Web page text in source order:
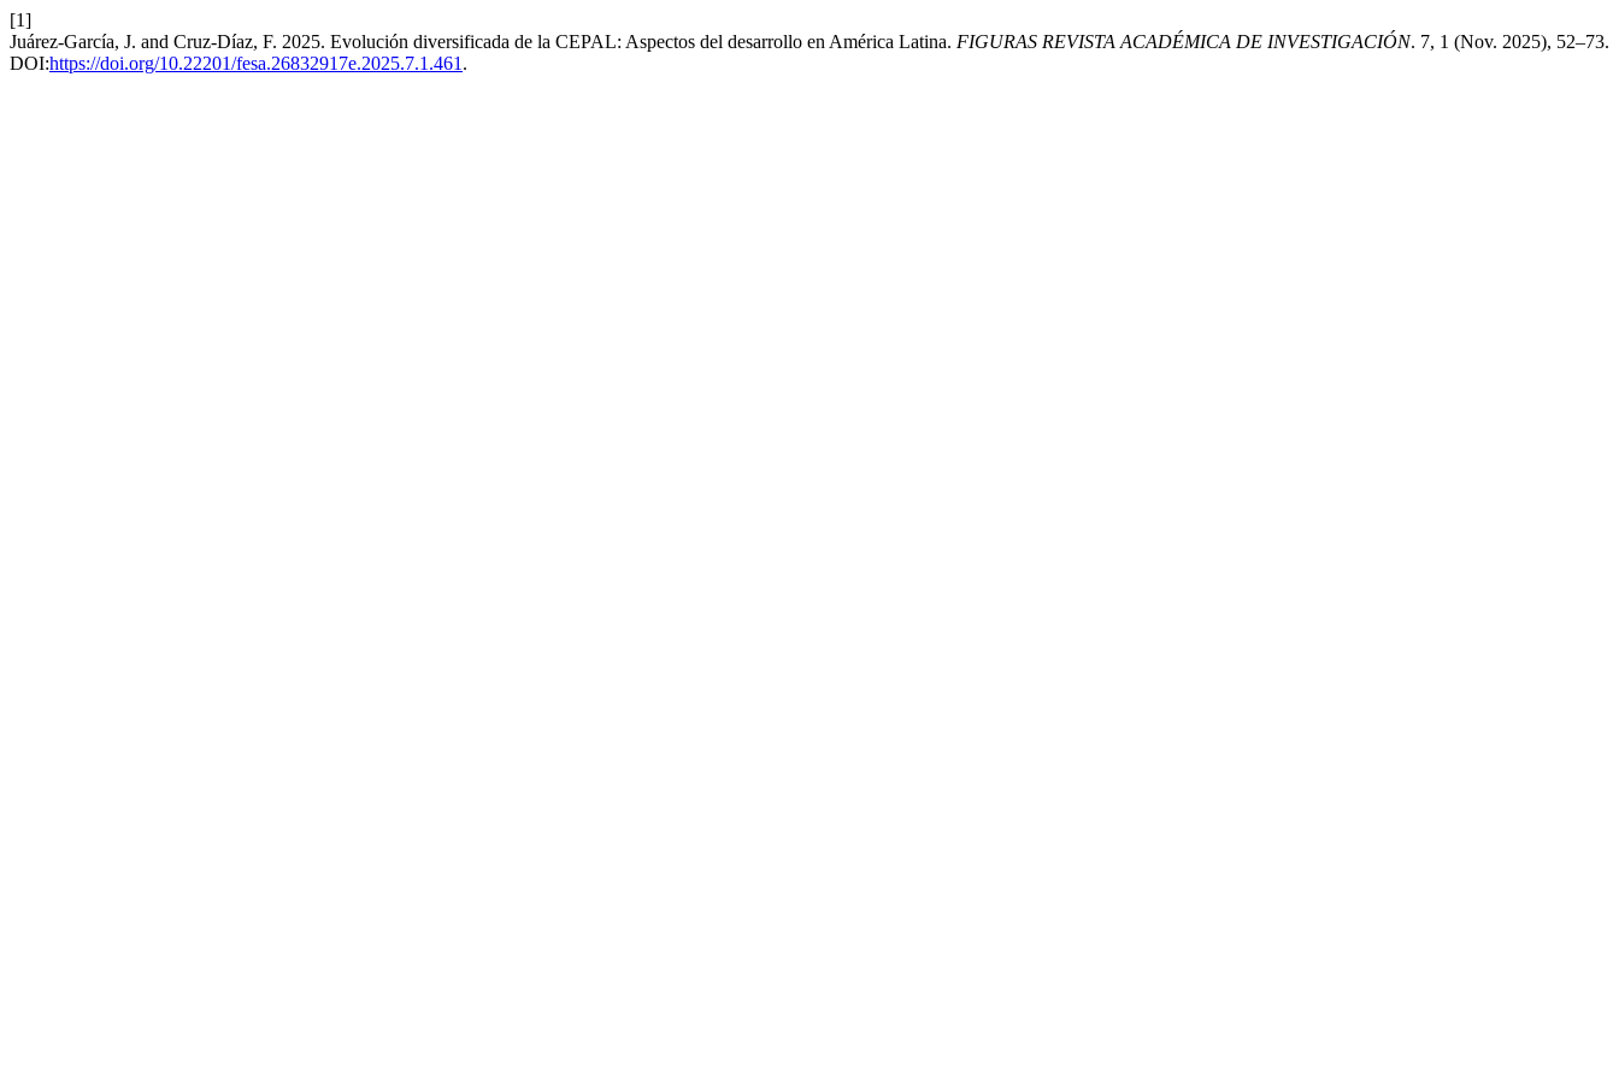
[1]
Juárez-García, J. and Cruz-Díaz, F. 2025. Evolución diversificada de la CEPAL: Aspectos del desarrollo en América Latina. FIGURAS REVISTA ACADÉMICA DE INVESTIGACIÓN. 7, 1 (Nov. 2025), 52–73.
DOI:https://doi.org/10.22201/fesa.26832917e.2025.7.1.461 .